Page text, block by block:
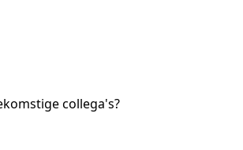
collega's?